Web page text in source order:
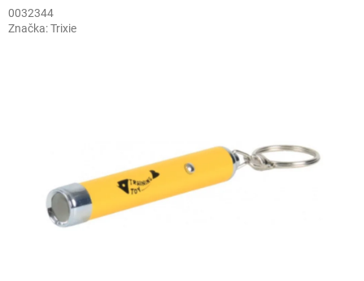
0032344
Značka:Trixie